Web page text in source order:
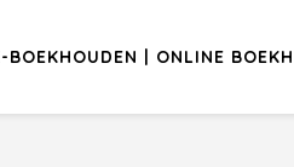
BOEKHOUDEN | ONLINE